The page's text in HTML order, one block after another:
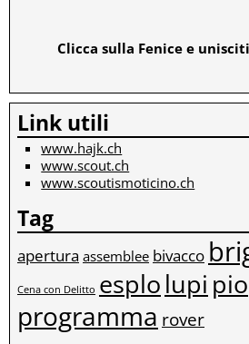
Clicca sulla Fenice e
Link utili
www.hajk.ch
www.scout.ch
www.scoutismoticino.ch
Tag
apertura assemblee bivacco
Cena con Delitto esplolupi pio
programma rover